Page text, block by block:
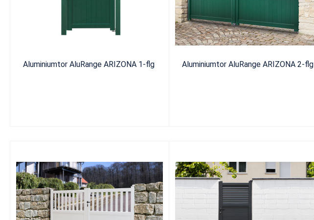
Aluminiumtor AluRange ARIZONA 1-flg Aluminiumtor AluRange ARIZONA 2-flg